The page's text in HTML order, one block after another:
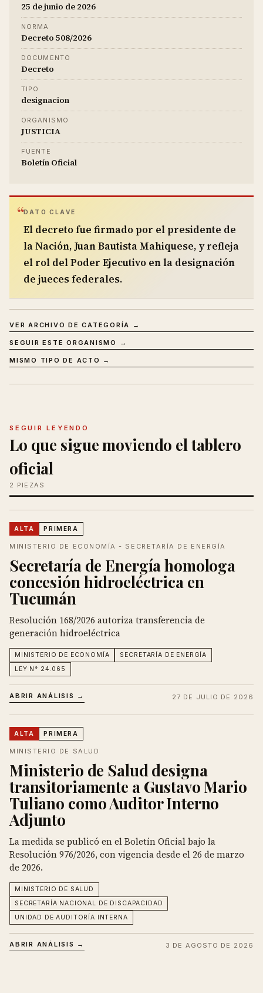
25 de junio de 2026
NORMA
Decreto 508/2026
DOCUMENTO
Decreto
TIPO
designacion
ORGANISMO
JUSTICIA
FUENTE
Boletín Oficial
DATO CLAVE
El decreto fue firmado por el presidente de
la Nación, Juan Bautista Mahiquese, y refleja
el rol del Poder Ejecutivo en la designación
de jueces federales.
VER ARCHIVO DE CATEGORÍA →
SEGUIR ESTE ORGANISMO →
MISMO TIPO DE ACTO →
SEGUIR LEYENDO
Lo que sigue moviendo el tablero
oficial
2 PIEZAS
ALTA PRIMERA
MINISTERIO DE ECONOMÍA - SECRETARÍA DE ENERGÍA
Secretaría de Energía homologa
concesión hidroeléctrica en
Tucumán
Resolución 168/2026 autoriza transferencia de
generación hidroeléctrica
MINISTERIO DE ECONOMÍA
SECRETARÍA DE ENERGÍA
LEY N° 24.065
ABRIR ANÁLISIS → 27 DE JULIO DE 2026
ALTA PRIMERA
MINISTERIO DE SALUD
Ministerio de Salud designa
transitoriamente a Gustavo Mario
Tuliano como Auditor Interno
Adjunto
La medida se publicó en el Boletín Oficial bajo la
Resolución 976/2026, con vigencia desde el 26 de marzo
de 2026.
MINISTERIO DE SALUD
SECRETARÍA NACIONAL DE DISCAPACIDAD
UNIDAD DE AUDITORÍA INTERNA
ABRIR ANÁLISIS → 3 DE AGOSTO DE 2026